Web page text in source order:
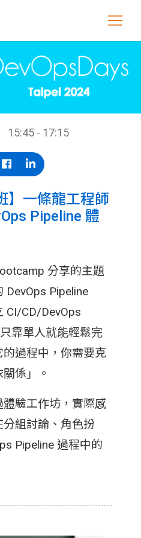
15:45 - 17:15
】一條龍工程師
Pipeline 體
分享的主題
DevOps Pipeline
CI/CD/DevOps
靠單人就能輕鬆完
過程中，你需要克
係」。
驗工作坊，實際感
組討論、角色扮
Pipeline 過程中的